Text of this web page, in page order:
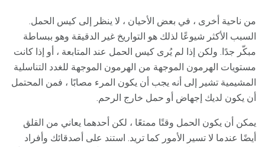
من ناحية أخرى ، في بعض الأحيان ، لا ينظر إلى كيس الحمل.
السبب الأكثر شيوعًا لذلك هو التواريخ غير الدقيقة وهو ببساطة
مبكّر جدًا. ولكن إذا لم يُرى كيس الحمل عند المتابعة ، أو إذا كانت
مستويات الهرمون الموجهة من الهرمون الموجهة للغدد التناسلية
المشيمية تشير إلى أنه يجب أن يكون المرء مصابًا ، فمن المحتمل
أن يكون لديك إجهاض أو حمل خارج الرحم.
يمكن أن يكون الحمل وقتًا ممتعًا ، لكن أحدهما يعاني من القلق
أيضًا عندما لا تسير الأمور كما تريد. استند على أصدقائك وأفراد